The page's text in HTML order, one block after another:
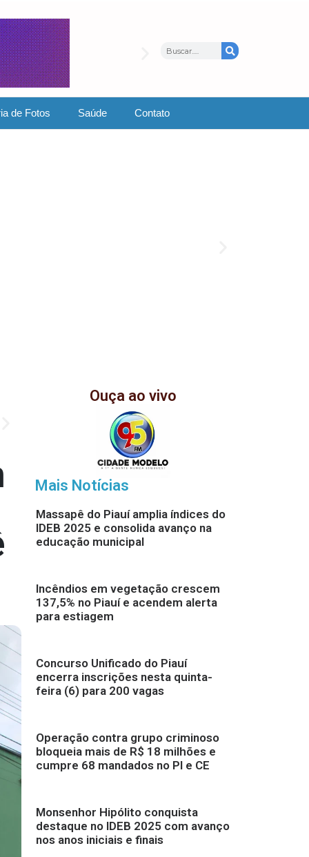
de Fotos Saúde Contato
Ouça ao vivo
Mais Notícias
Massapê do Piauí amplia índices do
IDEB 2025 e consolida avanço na
educação municipal
Incêndios em vegetação crescem
137,5% no Piauí e acendem alerta
para estiagem
Concurso Unificado do Piauí
encerra inscrições nesta quinta-
feira (6) para 200 vagas
Operação contra grupo criminoso
bloqueia mais de R$ 18 milhões e
cumpre 68 mandados no PI e CE
Monsenhor Hipólito conquista
destaque no IDEB 2025 com avanço
nos anos iniciais e finais